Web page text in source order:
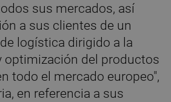
sus mercados, así
a sus clientes de un
logística dirigido a la
optimización del productos
todo el mercado europeo",
en referencia a sus